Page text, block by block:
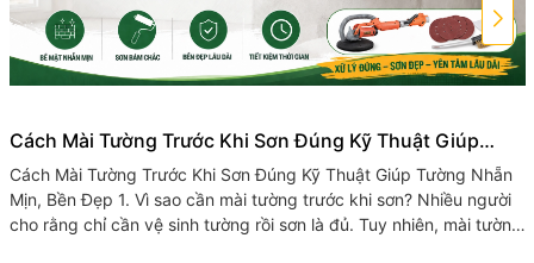
Cách Mài Tường Trước Khi Sơn Đúng Kỹ Thuật Giúp
Tường Nhẵn Mịn, Bền Đẹp
Cách Mài Tường Trước Khi Sơn Đúng Kỹ Thuật Giúp Tường Nhẵn
Mịn, Bền Đẹp 1. Vì sao cần mài tường trước khi sơn? Nhiều người
cho rằng chỉ cần vệ sinh tường rồi sơn là đủ. Tuy nhiên, mài tường